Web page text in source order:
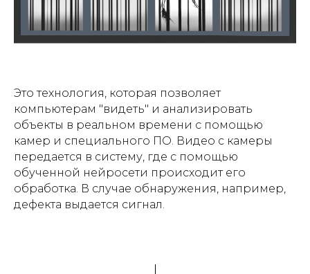
Это технология, которая позволяет
компьютерам "видеть" и анализировать
объекты в реальном времени с помощью
камер и специального ПО. Видео с камеры
передается в систему, где с помощью
обученной нейросети происходит его
обработка. В случае обнаружения, например,
дефекта выдается сигнал.